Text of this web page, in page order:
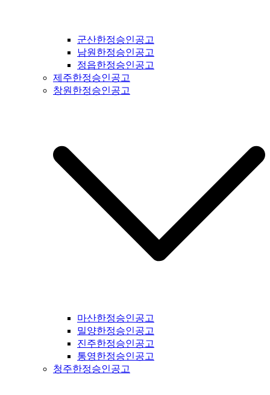
군산한정승인공고
남원한정승인공고
정읍한정승인공고
제주한정승인공고
창원한정승인공고
마산한정승인공고
밀양한정승인공고
진주한정승인공고
통영한정승인공고
청주한정승인공고